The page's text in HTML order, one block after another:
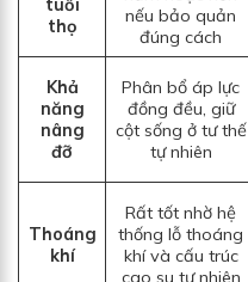
tuổi
thọ
nếu bảo quản
đúng cách
Khả
năng
nâng
đỡ
Phân bổ áp lực
đồng đều, giữ
cột sống ở tư thế
tự nhiên
Thoáng
khí
Rất tốt nhờ hệ
thống lỗ thoáng
khí và cấu trúc
cao su tự nhiên